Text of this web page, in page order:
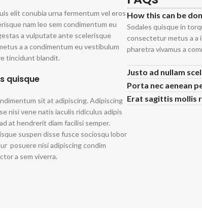
elit conubia urna fermentum vel eros
nam leo sem condimentum eu
a vulputate ante scelerisque
a a condimentum eu vestibulum
tincidunt blandit.
quisque
sit at adipiscing. Adipiscing
nisi vene natis iaculis ridiculus adipis
at hendrerit diam facilisi semper.
suspen disse fusce sociosqu lobor
posuere nisi adipiscing condim
a sem viverra.
How this can be
Sodales quisque in
consectetur metus a a
pharetra vivamus a
Justo ad nullam
Porta nec aenean
Erat sagittis mollis